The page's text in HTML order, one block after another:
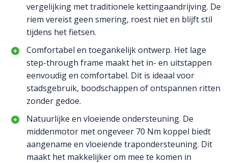
vergelijking met traditionele kettingaandrijving. De
riem vereist geen smering, roest niet en blijft stil
tijdens het fietsen.
Comfortabel en toegankelijk ontwerp. Het lage
step-through frame maakt het in- en uitstappen
eenvoudig en comfortabel. Dit is ideaal voor
stadsgebruik, boodschappen of ontspannen ritten
zonder gedoe.
Natuurlijke en vloeiende ondersteuning. De
middenmotor met ongeveer 70 Nm koppel biedt
aangename en vloeiende trapondersteuning. Dit
maakt het makkelijker om mee te komen in